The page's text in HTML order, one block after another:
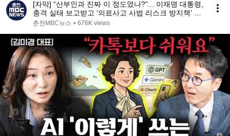
[자막] “산부인과 진짜 이 정도였나?”... 이재명 대통령,
충격 실태 보고받고 ‘의료사고 사법 리스크 방지책’ 긴
급 점검!
춘천MBC뉴스 • 676K views